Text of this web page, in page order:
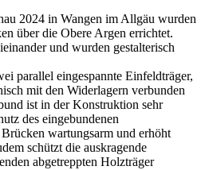
2024 in Wangen im Allgäu wurden
über die Obere Argen errichtet.
und wurden gestalterisch
parallel eingespannte Einfeldträger,
mit den Widerlagern verbunden
ist in der Konstruktion sehr
des eingebundenen
wartungsarm und erhöht
schützt die auskragende
abgetreppten Holzträger